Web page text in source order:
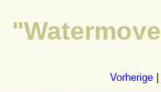
Vorherige